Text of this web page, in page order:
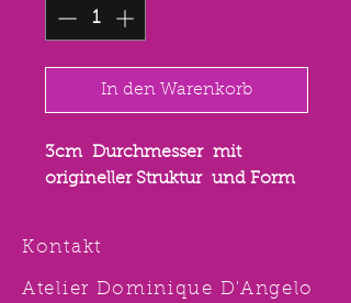
In den Warenkorb
3cm Durchmesser mit
origineller Struktur und Form
Kontakt
Atelier Dominique D'Angelo